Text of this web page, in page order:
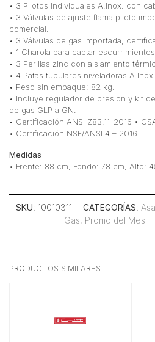
• 3 Pilotos individuales A.Inox. con
• 3 Válvulas de ajuste flama piloto
comercial.
• 3 Válvulas de gas importada,
• 1 Charola para captar
• 3 Perillas zinc con aislamiento
• 4 Patas tubulares niveladoras A.Inox.
• Peso sin empaque: 82 kg.
• Incluye regulador de presion y kit
de gas GLP a GN.
• Certificación ANSI Z83.11-2016 •
• Certificación NSF/ANSI 4 – 2016.
Medidas
• Frente: 88 cm, Fondo: 78 cm, Alto:
SKU: 10010311 CATEGORÍAS:
Gas, Promo del Mes
PRODUCTOS SIMILARES